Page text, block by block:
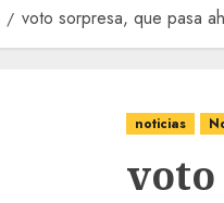
voto sorpresa, que pasa
noticias
voto